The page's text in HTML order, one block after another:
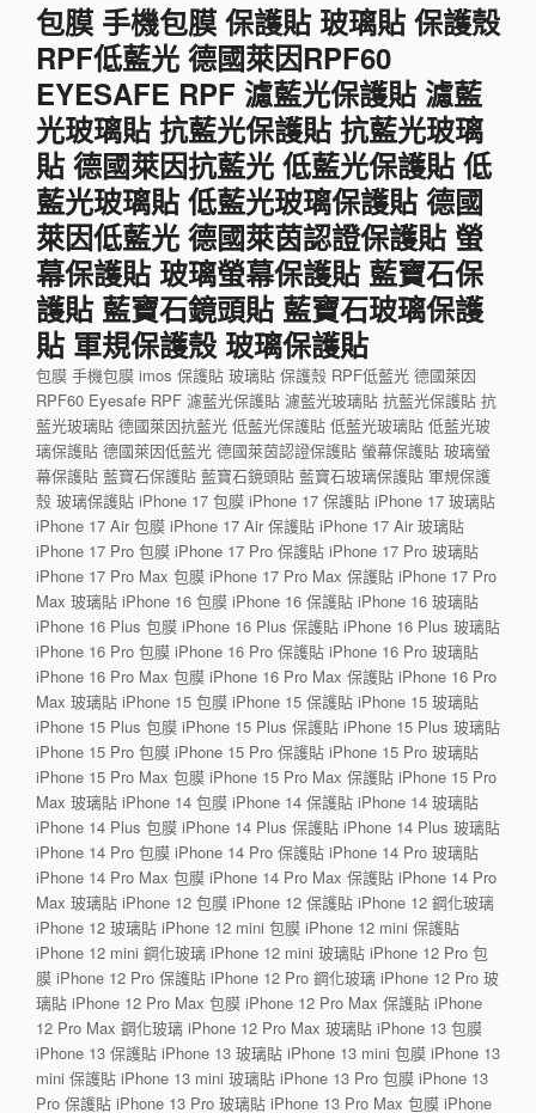
包膜 手機包膜 保護貼 玻璃貼 保護殼
RPF低藍光 德國萊因RPF60
EYESAFE RPF 濾藍光保護貼 濾藍
光玻璃貼 抗藍光保護貼 抗藍光玻璃
貼 德國萊因抗藍光 低藍光保護貼 低
藍光玻璃貼 低藍光玻璃保護貼 德國
萊因低藍光 德國萊茵認證保護貼 螢
幕保護貼 玻璃螢幕保護貼 藍寶石保
護貼 藍寶石鏡頭貼 藍寶石玻璃保護
貼 軍規保護殼 玻璃保護貼
包膜 手機包膜 imos 保護貼 玻璃貼 保護殼 RPF低藍光 德國萊因
RPF60 Eyesafe RPF 濾藍光保護貼 濾藍光玻璃貼 抗藍光保護貼 抗
藍光玻璃貼 德國萊因抗藍光 低藍光保護貼 低藍光玻璃貼 低藍光玻
璃保護貼 德國萊因低藍光 德國萊茵認證保護貼 螢幕保護貼 玻璃螢
幕保護貼 藍寶石保護貼 藍寶石鏡頭貼 藍寶石玻璃保護貼 軍規保護
殼 玻璃保護貼 iPhone 17 包膜 iPhone 17 保護貼 iPhone 17 玻璃貼
iPhone 17 Air 包膜 iPhone 17 Air 保護貼 iPhone 17 Air 玻璃貼
iPhone 17 Pro 包膜 iPhone 17 Pro 保護貼 iPhone 17 Pro 玻璃貼
iPhone 17 Pro Max 包膜 iPhone 17 Pro Max 保護貼 iPhone 17 Pro
Max 玻璃貼 iPhone 16 包膜 iPhone 16 保護貼 iPhone 16 玻璃貼
iPhone 16 Plus 包膜 iPhone 16 Plus 保護貼 iPhone 16 Plus 玻璃貼
iPhone 16 Pro 包膜 iPhone 16 Pro 保護貼 iPhone 16 Pro 玻璃貼
iPhone 16 Pro Max 包膜 iPhone 16 Pro Max 保護貼 iPhone 16 Pro
Max 玻璃貼 iPhone 15 包膜 iPhone 15 保護貼 iPhone 15 玻璃貼
iPhone 15 Plus 包膜 iPhone 15 Plus 保護貼 iPhone 15 Plus 玻璃貼
iPhone 15 Pro 包膜 iPhone 15 Pro 保護貼 iPhone 15 Pro 玻璃貼
iPhone 15 Pro Max 包膜 iPhone 15 Pro Max 保護貼 iPhone 15 Pro
Max 玻璃貼 iPhone 14 包膜 iPhone 14 保護貼 iPhone 14 玻璃貼
iPhone 14 Plus 包膜 iPhone 14 Plus 保護貼 iPhone 14 Plus 玻璃貼
iPhone 14 Pro 包膜 iPhone 14 Pro 保護貼 iPhone 14 Pro 玻璃貼
iPhone 14 Pro Max 包膜 iPhone 14 Pro Max 保護貼 iPhone 14 Pro
Max 玻璃貼 iPhone 12 包膜 iPhone 12 保護貼 iPhone 12 鋼化玻璃
iPhone 12 玻璃貼 iPhone 12 mini 包膜 iPhone 12 mini 保護貼
iPhone 12 mini 鋼化玻璃 iPhone 12 mini 玻璃貼 iPhone 12 Pro 包
膜 iPhone 12 Pro 保護貼 iPhone 12 Pro 鋼化玻璃 iPhone 12 Pro 玻
璃貼 iPhone 12 Pro Max 包膜 iPhone 12 Pro Max 保護貼 iPhone
12 Pro Max 鋼化玻璃 iPhone 12 Pro Max 玻璃貼 iPhone 13 包膜
iPhone 13 保護貼 iPhone 13 玻璃貼 iPhone 13 mini 包膜 iPhone 13
mini 保護貼 iPhone 13 mini 玻璃貼 iPhone 13 Pro 包膜 iPhone 13
Pro 保護貼 iPhone 13 Pro 玻璃貼 iPhone 13 Pro Max 包膜 iPhone